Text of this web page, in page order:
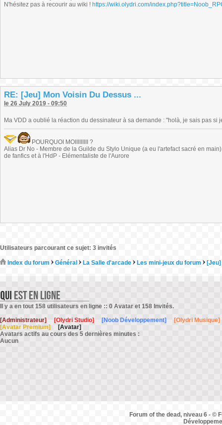
N'hésitez pas à recourir au wiki ! https://wiki.olydri.com/
RE: [Jeu] Mon Voisin Du Dessus ...
le 26 July 2019 - 09:50
Ma VDD a oublié la réaction du dessinateur à sa demande : "holà, je sais pas si
POURQUOI MOIIIIIIIII ?
Alias Dr No - Membre de la Guilde du Stylo Unique (a eu l'artefact sacré en
de fanfics et à l'HdP - Elémentaliste de l'Aurore
Utilisateurs parcourant ce sujet: 3 invités
Index du forum Général La Salle d'arcade Les mini-jeux du forum
Il y a en tout 158 utilisateurs en ligne :: 0 Avatar et 158 Invités.
[Administrateur]
[Olydri Studio] [Noob Développement]
[Olydri Musique]
[Avatar Premium]
[Avatar]
Avatars actifs au cours des 5 dernières minutes :
Aucun
Forum of the dead, niveau 6 - ©